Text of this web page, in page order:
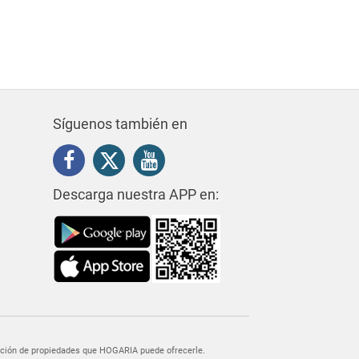
Síguenos también en
Descarga nuestra APP en:
de propiedades que HOGARIA puede ofrecerle.